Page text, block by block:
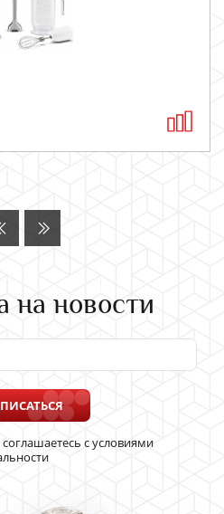
на новости
с условиями